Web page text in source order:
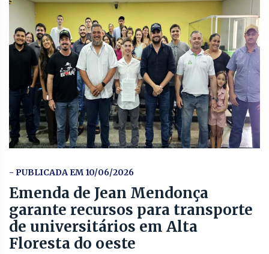
- PUBLICADA EM 10/06/2026
Emenda de Jean Mendonça
garante recursos para transporte
de universitários em Alta
Floresta do oeste